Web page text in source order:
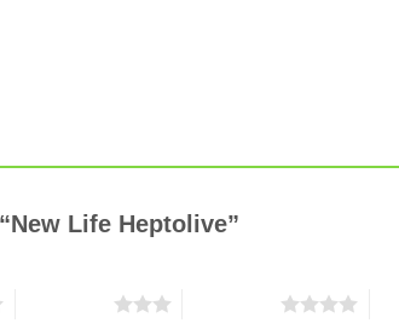
Life Heptolive”